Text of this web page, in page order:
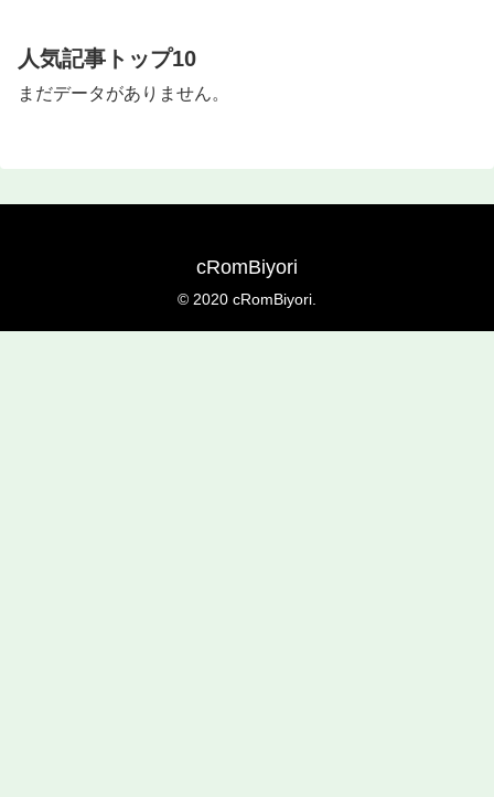
人気記事トップ10
まだデータがありません。
cRomBiyori
© 2020 cRomBiyori.